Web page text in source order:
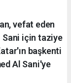
vefat eden
Sani için taziye
başkenti
Al Sani'ye